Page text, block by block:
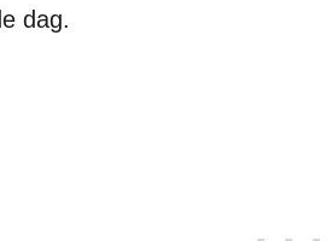
dag.